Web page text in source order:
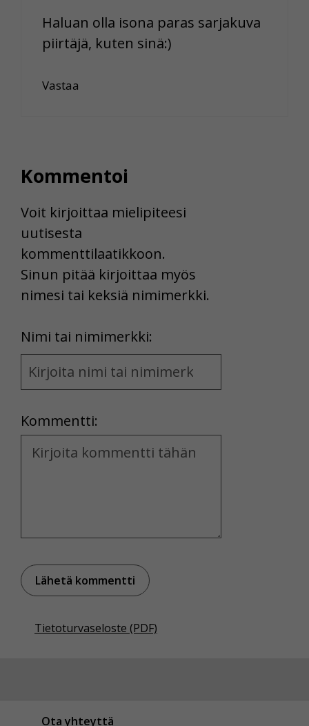
Haluan olla isona paras sarjakuva
piirtäjä, kuten sinä:)
Vastaa
Kommentoi
Voit kirjoittaa mielipiteesi
uutisesta
kommenttilaatikkoon.
Sinun pitää kirjoittaa myös
nimesi tai keksiä nimimerkki.
Nimi tai nimimerkki:
Name
and
Kommentti:
Kommentti
Tietoturvaseloste (PDF)
Ota yhteyttä